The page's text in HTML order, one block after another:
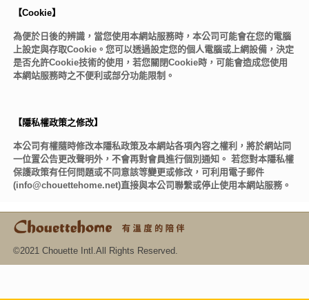
【Cookie】
為便於日後的辨識，當您使用本網站服務時，本公司可能會在您的電腦
上設定與存取Cookie。您可以透過設定您的個人電腦或上網設備，決定
是否允許Cookie技術的使用，若您關閉Cookie時，可能會造成您使用
本網站服務時之不便利或部分功能限制。
【隱私權政策之修改】
本公司有權隨時修改本隱私政策及本網站各項內容之權利，將於網站同
一位置公告更改聲明外，不會再對會員進行個別通知。 若您對本隱私權
保護政策有任何問題或不同意該等變更或修改，可利用電子郵件
(info@chouettehome.net)直接與本公司聯繫或停止使用本網站服務。
©2021 Chouette Intl.All Rights Reserved.